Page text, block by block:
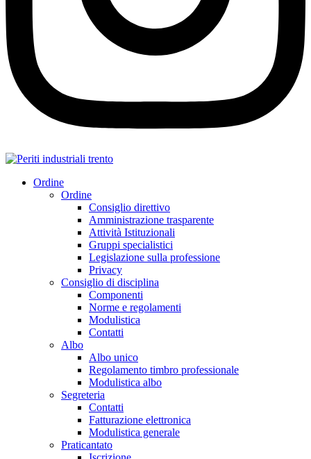
Ordine
Ordine
Consiglio direttivo
Amministrazione trasparente
Attività Istituzionali
Gruppi specialistici
Legislazione sulla professione
Privacy
Consiglio di disciplina
Componenti
Norme e regolamenti
Modulistica
Contatti
Albo
Albo unico
Regolamento timbro professionale
Modulistica albo
Segreteria
Contatti
Fatturazione elettronica
Modulistica generale
Praticantato